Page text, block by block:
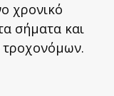
χρονικό
σήματα και
τροχονόμων.